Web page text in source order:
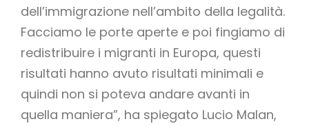
dell’immigrazione nell’ambito della legalità.
Facciamo le porte aperte e poi fingiamo di
redistribuire i migranti in Europa, questi
risultati hanno avuto risultati minimali e
quindi non si poteva andare avanti in
quella maniera”, ha spiegato Lucio Malan,